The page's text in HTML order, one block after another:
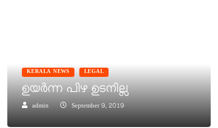
KERALA NEWS LEGAL
ഉയർന്ന പിഴ ഉടനില്ല
admin September 9, 2019